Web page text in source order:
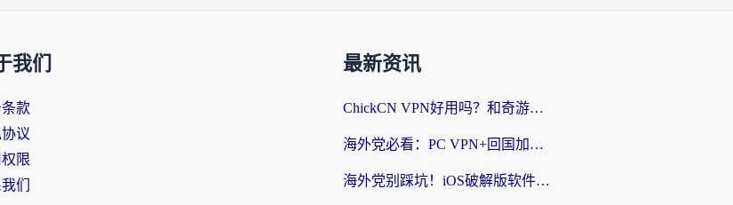
我们
款
议
限
们
最新资讯
ChickCN VPN好用吗？和奇游手游VPN对比哪个回国效果更好？海外党亲测实用指南
海外党必看：PC VPN+回国加速器怎么选？无缝访问国内资源全攻略
海外党别踩坑！iOS破解版软件不可靠？教你选对回国加速器无缝看国内资源